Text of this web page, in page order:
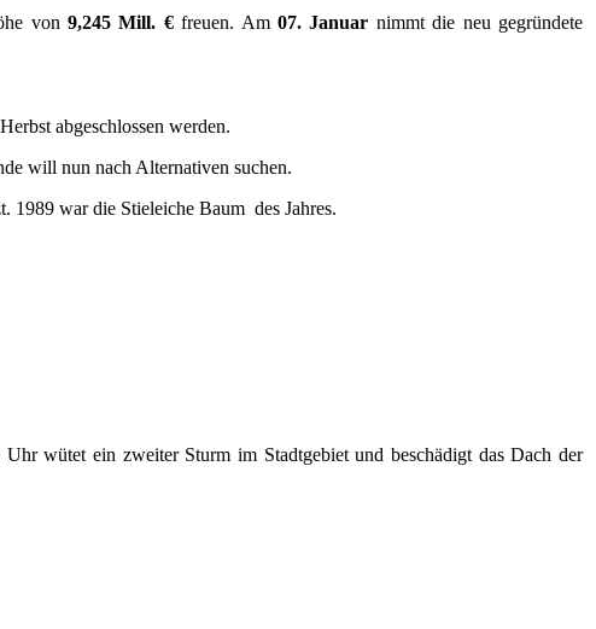
von9,245 Mill. €freuen. Am07. Januar nimmt die neu gegründete
abgeschlossen werden.
will nun nach Alternativen suchen.
1989 war die Stieleiche Baum des Jahres.
wütet ein zweiter Sturm im Stadtgebiet und beschädigt das Dach der